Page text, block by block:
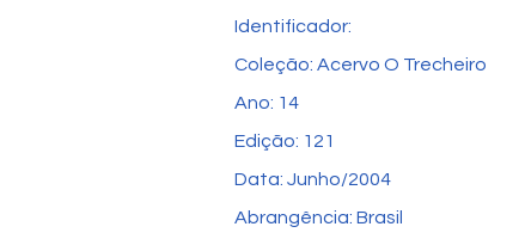
Identificador:
Coleção: Acervo O Trecheiro
Ano: 14
Edição: 121
Data: Junho/2004
Abrangência: Brasil